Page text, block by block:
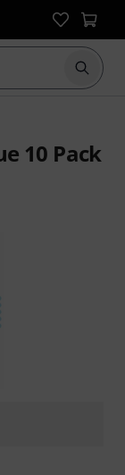
Suche
10 Pack